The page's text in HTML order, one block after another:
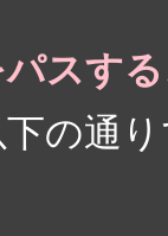
パスす
の通